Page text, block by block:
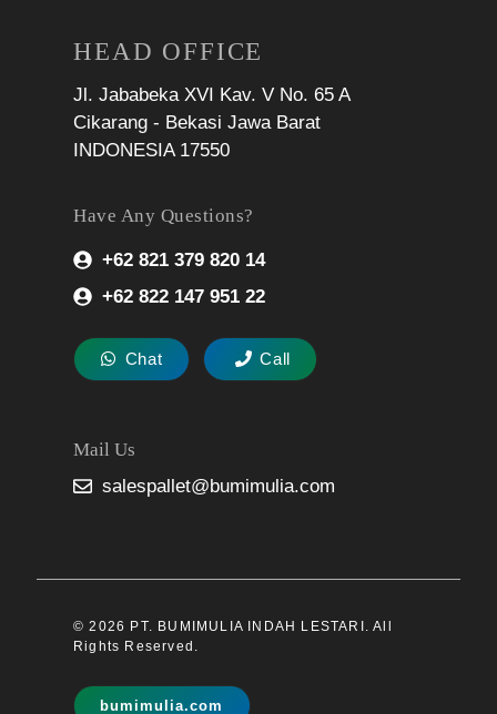
HEAD OFFICE
Jl. Jababeka XVI Kav. V No. 65 A
Cikarang - Bekasi Jawa Barat
INDONESIA 17550
Have Any Questions?
+62 821 379 820 14
+62 822 147 951 22
Chat Call
Mail Us
salespallet@bumimulia.com
© 2026 PT. BUMIMULIA INDAH LESTARI. All
Rights Reserved.
bumimulia.com